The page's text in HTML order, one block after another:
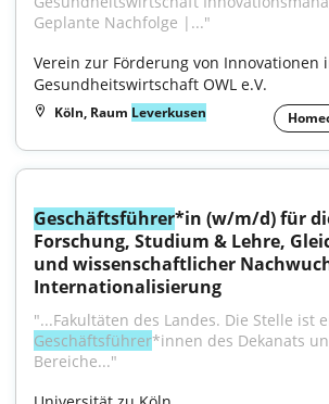
Geplante Nachfolge |..."
Verein zur Förderung von Innovationen
Gesundheitswirtschaft OWL e.V.
Köln, Raum Leverkusen
Geschäftsführer*in (w/m/d) für
Forschung, Studium & Lehre,
und wissenschaftlicher
Internationalisierung
Geschäftsführer*innen des Dekanats
Bereiche..."